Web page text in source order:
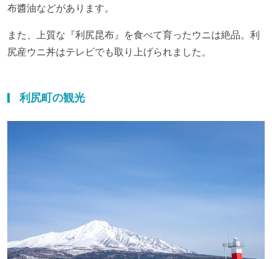
布醬油などがあります。
また、上質な『利尻昆布』を食べて育ったウニは絶品。利
尻産ウニ丼はテレビでも取り上げられました。
利尻町の観光